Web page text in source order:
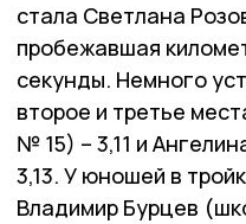
стала Светлана
пробежавшая
секунды. Немного
второе и третье
№ 15) – 3,11 и
3,13. У юношей в
Владимир Бурцев